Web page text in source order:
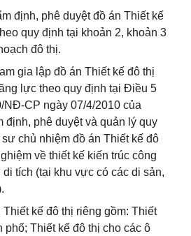
định, phê duyệt đồ án Thiết kế
quy định tại khoản 2, khoản 3
đô thị.
gia lập đồ án Thiết kế đô thị
lực theo quy định tại Điều 5
NĐ-CP ngày 07/4/2010 của
định, phê duyệt và quản lý quy
chủ nhiệm đồ án Thiết kế đô
về thiết kế kiến trúc công
tích (tại khu vực có các di sản,
kế đô thị riêng gồm: Thiết
phố; Thiết kế đô thị cho các ô